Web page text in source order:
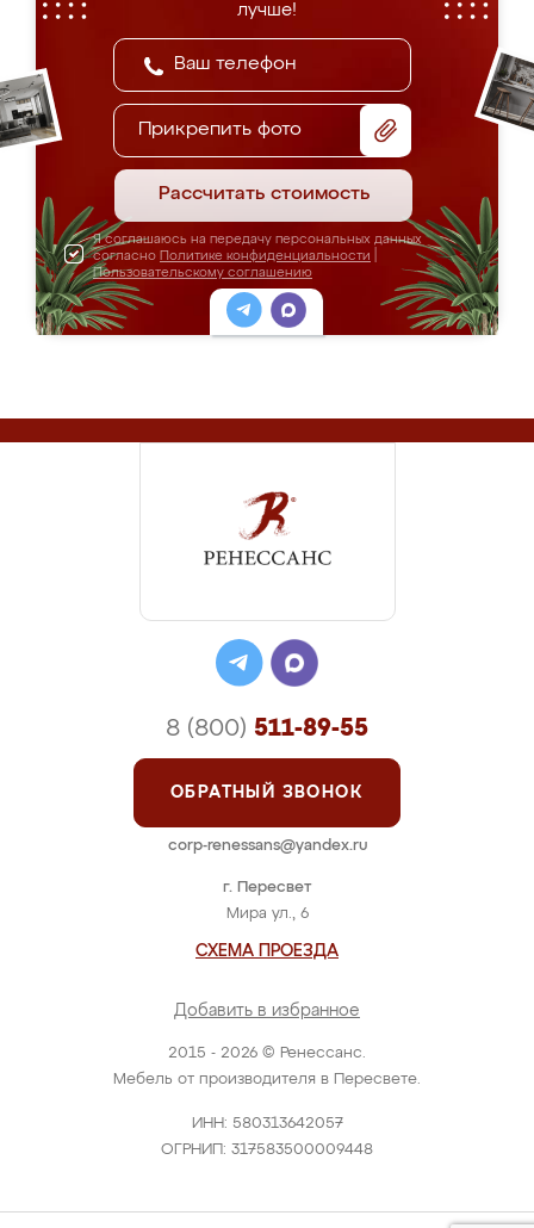
лучше!
Прикрепить фото
Рассчитать стоимость
Я соглашаюсь на передачу персональных данных
согласно Политике конфиденциальности
Пользовательскому соглашению
2015 - 2026 © Ренессанс.
Мебель от производителя в Пересвете.
ИНН: 580313642057
ОГРНИП: 317583500009448
г. Пересвет
Мира ул., 6
СХЕМА ПРОЕЗДА
Добавить в избранное
8 (800) 511-89-55
ОБРАТНЫЙ ЗВОНОК
corp-renessans@yandex.ru